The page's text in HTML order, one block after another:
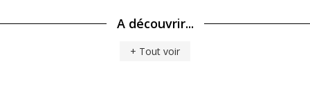
A découvrir...
+ Tout voir